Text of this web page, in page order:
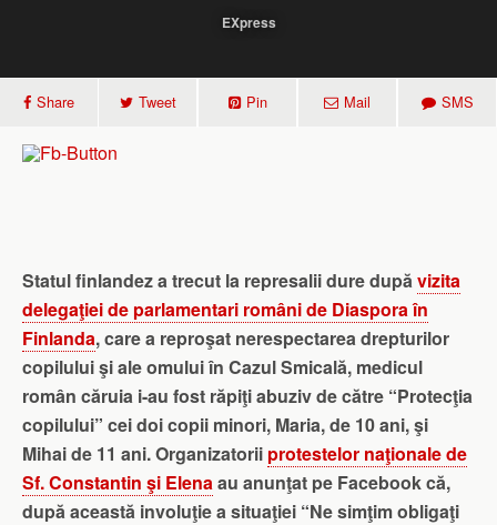
EXpress
Share Tweet Pin Mail SMS
Statul finlandez a trecut la represalii dure dupăvizita
delegaţiei de parlamentari români de Diaspora în
Finlanda, care a reproşat nerespectarea drepturilor
copilului şi ale omului în Cazul Smicală, medicul
român căruia i-au fost răpiţi abuziv de către “Protecţia
copilului” cei doi copii minori, Maria, de 10 ani, şi
Mihai de 11 ani. Organizatorii protestelor naţionale de
Sf. Constantin şi Elenaau anunţat pe Facebook că,
după această involuţie a situaţiei “Ne simţim obligaţi